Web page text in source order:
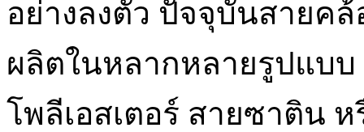
อย่างลงตัว ปัจจุบันสายค
ผลิตในหลากหลายรูปแบ
โพลีเอสเตอร์ สายซาติน